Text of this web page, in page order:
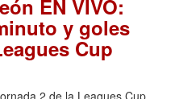
EN VIVO:
y goles
Cup